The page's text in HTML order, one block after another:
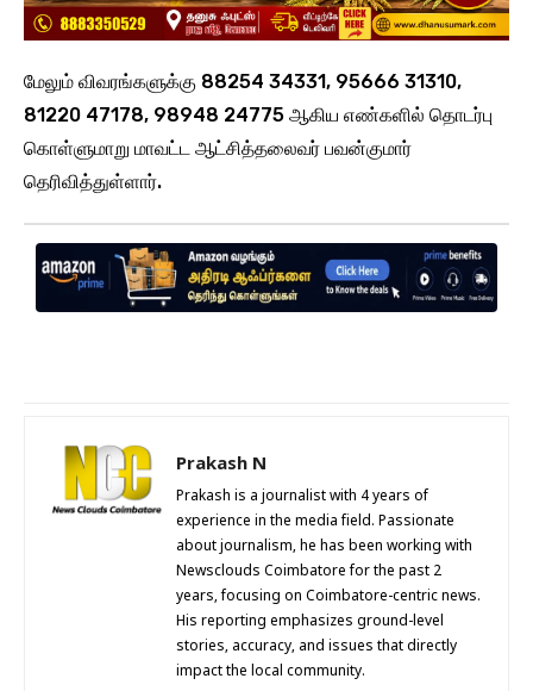
மேலும் விவரங்களுக்கு 88254 34331, 95666 31310,
81220 47178, 98948 24775 ஆகிய எண்களில் தொடர்பு
கொள்ளுமாறு மாவட்ட ஆட்சித்தலைவர் பவன்குமார்
தெரிவித்துள்ளார்.
Prakash N
Prakash is a journalist with 4 years of
experience in the media field. Passionate
about journalism, he has been working with
Newsclouds Coimbatore for the past 2
years, focusing on Coimbatore-centric news.
His reporting emphasizes ground-level
stories, accuracy, and issues that directly
impact the local community.